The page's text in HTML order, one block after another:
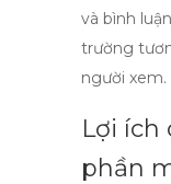
và bình
trường
người xem.
Lợi ích
phần